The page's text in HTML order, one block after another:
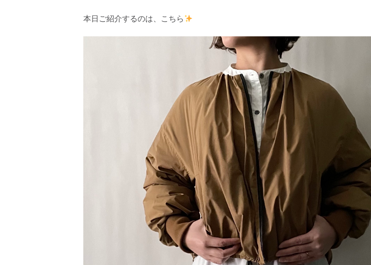
本日ご紹介するのは、こちら